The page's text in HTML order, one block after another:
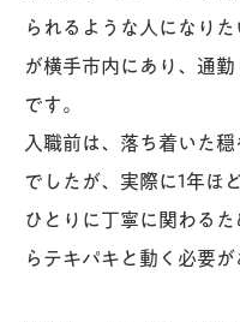
られるような人になり
が横手市内にあり、通
です。
入職前は、落ち着いた
でしたが、実際に1年ほ
ひとりに丁寧に関わる
らテキパキと動く必要が